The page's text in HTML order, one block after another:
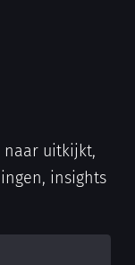
naar uitkijkt,
insights